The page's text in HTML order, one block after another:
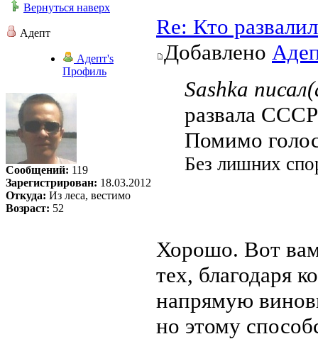
Вернуться наверх
Адепт
Адепт's
Профиль
Сообщений: 119
Зарегистрирован: 18.03.2012
Откуда: Из леса, вестимо
Возраст: 52
Re: Кто
Добавлено
Sashka
развала
Помимо
Без лишних
Хорошо. Вот вам
тех, благодаря
напрямую
но этому